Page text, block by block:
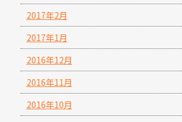
2017年2月
2017年1月
2016年12月
2016年11月
2016年10月